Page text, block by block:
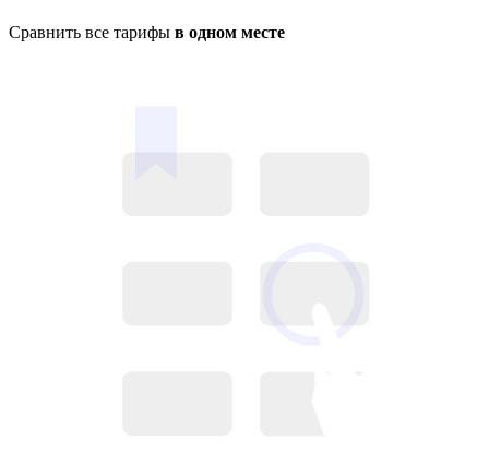
Сравнить все тарифы в одном месте